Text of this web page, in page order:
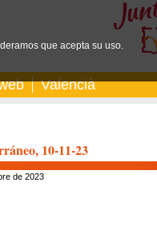
Valencià
10-11-23
de 2023
que acepta su uso.